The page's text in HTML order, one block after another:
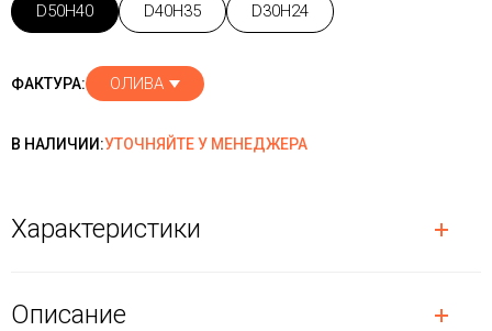
D50H40 D40H35 D30H24
ФАКТУРА: ОЛИВА
В НАЛИЧИИ:УТОЧНЯЙТЕ У МЕНЕДЖЕРА
Характеристики
Описание